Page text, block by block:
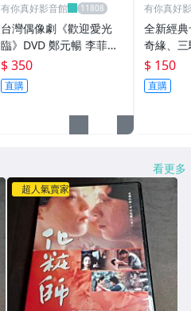
有你真好影音館
台灣偶像劇《歡迎愛光
臨》DVD 鄭元暢 李菲兒
裴蓓 孫堅 卜學亮 榮蓉
主演
$ 350
直購
有你真好
全新經
奇緣、
律時光
隨機卡
$ 150
直購
看更多
超人氣賣家